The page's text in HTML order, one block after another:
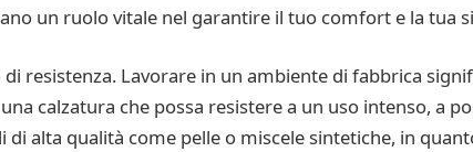
un ruolo vitale nel garantire il tuo comfort e la tua
resistenza. Lavorare in un ambiente di fabbrica
calzatura che possa resistere a un uso intenso, a
alta qualità come pelle o miscele sintetiche, in